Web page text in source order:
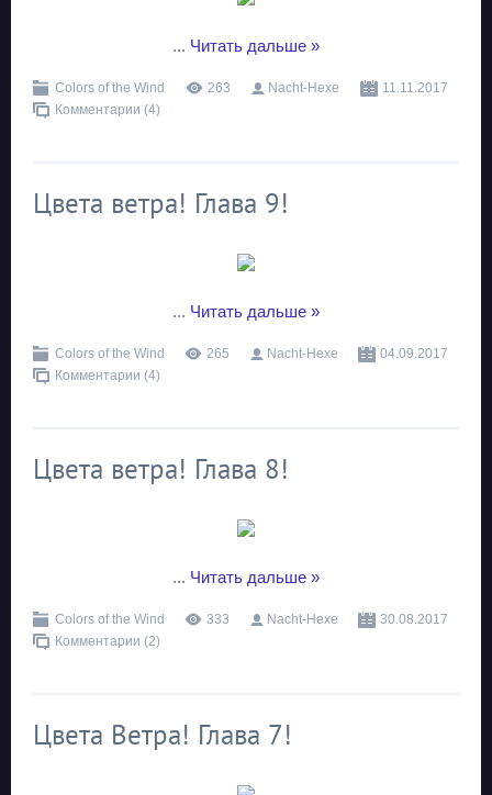
... Читать дальше »
Colors of the Wind 263 Nacht-Hexe
11.11.2017
Комментарии (4)
Цвета ветра! Глава 9!
... Читать дальше »
Colors of the Wind 265 Nacht-Hexe
04.09.2017
Комментарии (4)
Цвета ветра! Глава 8!
... Читать дальше »
Colors of the Wind 333 Nacht-Hexe
30.08.2017
Комментарии (2)
Цвета Ветра! Глава 7!